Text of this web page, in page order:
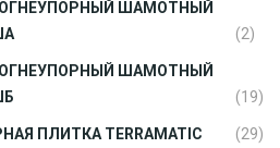
ШАМОТНЫЙ
(2)
ШАМОТНЫЙ
(19)
ПЛИТКА TERRAMATIC (29)